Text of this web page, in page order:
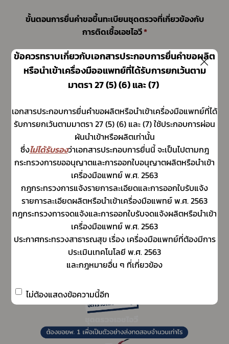
ขั้นตอนการยื่นคำขอขึ้นทะเบียนชุดตรวจที่เกี่ยวข้องกับ
การติดเชื้อเอชไอวี *
Subscribe
เลือกหัวข้อที่ท่านต้องการ Subscribe
ข่าวประชาสัมพันธ์ทั่วไป
ข้อควรทราบเกี่ยวกับเอกสารประกอบการยื่นคำขอผลิต
หรือนำเข้าเครื่องมืออแพทย์ที่ได้รับการยกเว้นตาม
มาตรา 27 (5) (6) และ (7)
เอกสารประกอบการยื่นคำขอผลิตหรือนำเข้าเครื่องมือแพทย์ที่ได้
รับการยกเว้นตามมาตรา 27 (5) (6) และ (7) ใช้ประกอบการผ่อน
ผันนำเข้าหรือผลิตเท่านั้น
ซึ่งไม่ได้รับรองว่าเอกสารประกอบการยื่นนี้ จะเป็นไปตามกฎ
กระทรวงการขออนุญาตและการออกใบอนุญาตผลิตหรือนำเข้า
เครื่องมือแพทย์ พ.ศ. 2563
กฎกระทรวงการแจ้งรายการละเอียดและการออกใบรับแจ้ง
รายการละเอียดผลิตหรือนำเข้าเครื่องมือแพทย์ พ.ศ. 2563
กฎกระทรวงการจดแจ้งและการออกใบรับจดแจ้งผลิตหรือนำเข้า
เครื่องมือแพทย์ พ.ศ. 2563
ประกาศกระทรวงสาธารณสุข เรื่อง เครื่องมือแพทย์ที่ต้องมีการ
ประเมินเทคโนโลยี พ.ศ. 2563
และกฎหมายอื่น ๆ ที่เกี่ยวข้อง
ไม่ต้องแสดงข้อความนี้อีก